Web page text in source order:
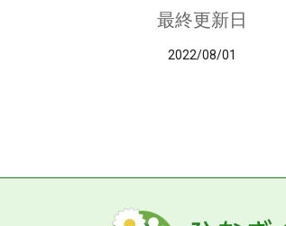
最終更新日
2022/08/01